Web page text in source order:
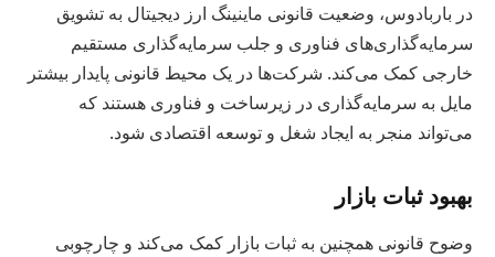
در باربادوس، وضعیت قانونی ماینینگ ارز دیجیتال به تشویق
سرمایه‌گذاری‌های فناوری و جلب سرمایه‌گذاری مستقیم
خارجی کمک می‌کند. شرکت‌ها در یک محیط قانونی پایدار بیشتر
مایل به سرمایه‌گذاری در زیرساخت و فناوری هستند که
می‌تواند منجر به ایجاد شغل و توسعه اقتصادی شود.
بهبود ثبات بازار
وضوح قانونی همچنین به ثبات بازار کمک می‌کند و چارچوبی